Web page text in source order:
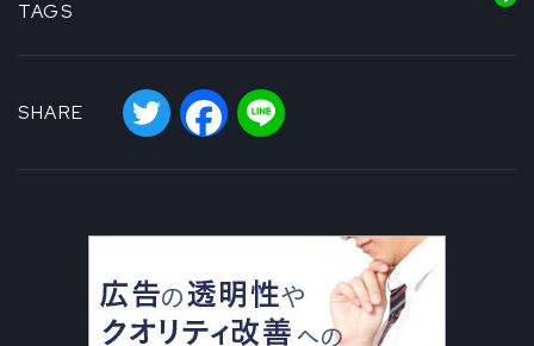
TAGS
SHARE
Twitter Facebook